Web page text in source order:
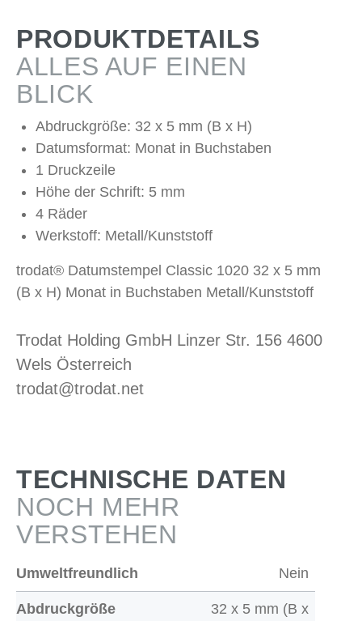
PRODUKTDETAILS
ALLES AUF EINEN
BLICK
Abdruckgröße: 32 x 5 mm (B x H)
Datumsformat: Monat in Buchstaben
1 Druckzeile
Höhe der Schrift: 5 mm
4 Räder
Werkstoff: Metall/Kunststoff
trodat® Datumstempel Classic 1020 32 x 5 mm
(B x H) Monat in Buchstaben Metall/Kunststoff
Trodat Holding GmbH Linzer Str. 156 4600
Wels Österreich
trodat@trodat.net
TECHNISCHE DATEN
NOCH MEHR
VERSTEHEN
Umweltfreundlich Nein
Abdruckgröße
32 x 5 mm (B x